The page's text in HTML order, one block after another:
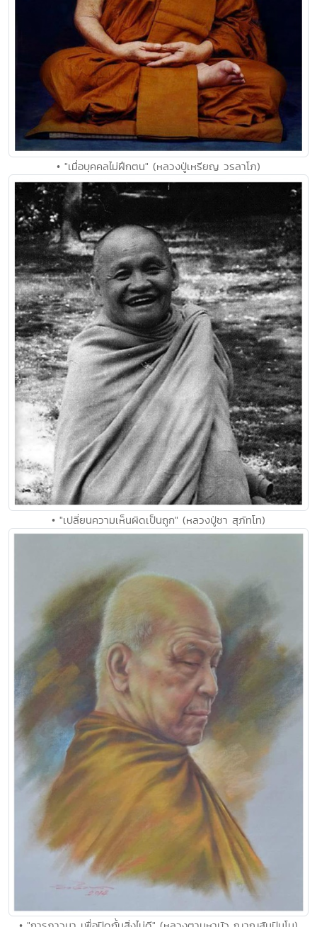
• "เมื่อบุคคลไม่ฝึกตน" (หลวงปู่เหรียญ วรลาโภ)
• "เปลี่ยนความเห็นผิดเป็นถูก" (หลวงปู่ชา สุภัทโท)